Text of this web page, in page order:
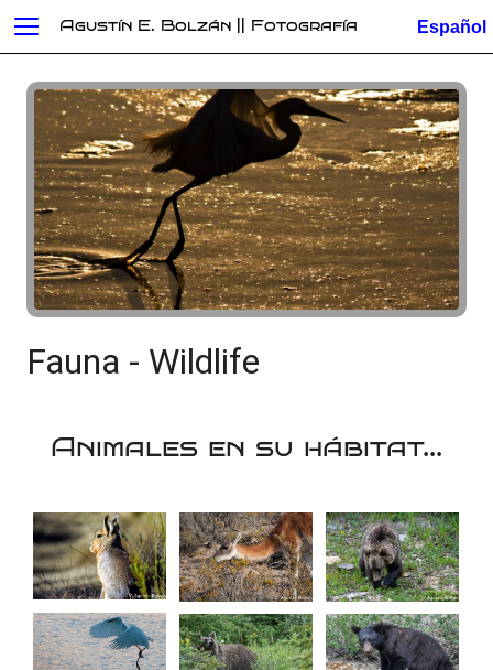
Fauna - Wildlife
Animales en su hábitat...
Agustín E. Bolzán || Fotografía